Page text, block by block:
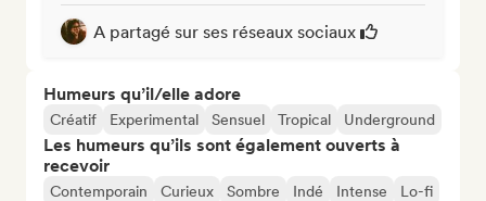
A partagé sur ses réseaux sociaux
Humeurs qu’il/elle adore
Créatif Experimental Sensuel Tropical Underground
Les humeurs qu’ils sont également ouverts à
recevoir
Contemporain Curieux Sombre Indé Intense
Lo-fi